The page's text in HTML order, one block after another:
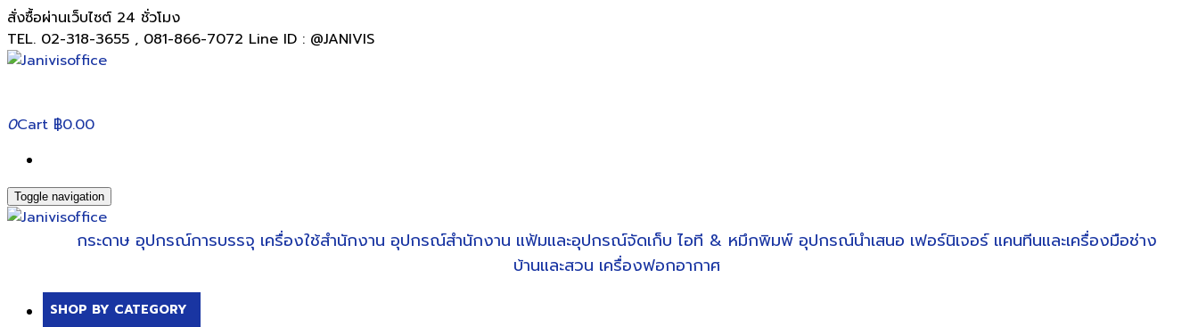
สั่งซื้อผ่านเว็บไซต์ 24 ชั่วโมง
TEL. 02-318-3655 , 081-866-7072 Line ID : @JANIVIS
0Cart ฿0.00
Toggle navigation
กระดาษ อุปกรณ์การบรรจุ เครื่องใช้สำนักงาน อุปกรณ์สำนักงาน แฟ้มและอุปกรณ์จัดเก็บ ไอที & หมึกพิมพ์ อุปกรณ์นำเสนอ เฟอร์นิเจอร์ แคนทีนและเครื่องมือช่าง
บ้านและสวน เครื่องฟอกอากาศ
SHOP BY CATEGORY